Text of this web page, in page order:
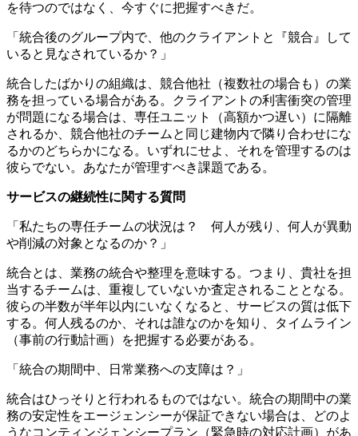
を待つのではなく、今すぐに把握すべきだ。
「統合後のグループ内で、他のクライアントと『競合』して
いると見なされているか？」
統合したばかりの組織は、競合他社（複数社の場合も）の業
務を担っている場合がある。クライアントの利害衝突の管理
が問題になる場合は、専任ユニット（高額かつ遅い）に隔離
されるか、競合他社のチームと同じ建物内で隣り合わせにな
るかのどちらかになる。いずれにせよ、それを管理するのは
彼らでない。あなたが管理すべき課題である。
サービスの継続性に関する質問
「私たちの専任チームの状況は？ 何人が残り、何人が異動
や削減の対象となるのか？」
統合とは、業務の統合や整理を意味する。つまり、貴社を担
当するチームは、重複していないか査定されることとなる。
彼らの半数が半年以内にいなくなると、サービスの質は低下
する。何人残るのか、それは誰なのかを知り、タイムライン
（事前の行動計画）を把握する必要がある。
「統合の期間中、日常業務への支障は？」
統合はひっそりと行われるものではない。統合の期間中の業
務の安定性をエージェンシーが保証できない場合は、どのよ
うなコンティンジェンシープラン（緊急時の対応計画）があ